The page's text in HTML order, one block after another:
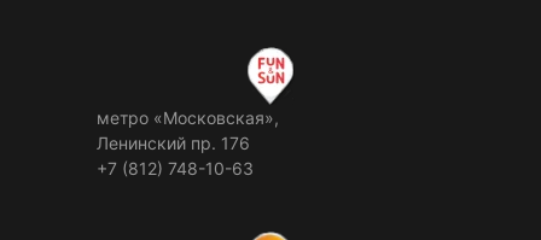
метро «Московская»,
Ленинский пр. 176
+7 (812) 748-10-63